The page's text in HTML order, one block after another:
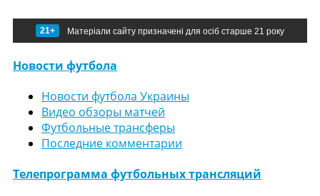
21+ Матеріали сайту призначені для осіб старше 21 року
Новости футбола
Новости футбола Украины
Видео обзоры матчей
Футбольные трансферы
Последние комментарии
Телепрограмма футбольных трансляций